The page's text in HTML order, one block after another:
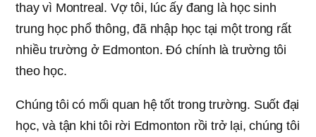
thay vì Montreal. Vợ tôi, lúc ấy đang là học sinh
trung học phổ thông, đã nhập học tại một trong rất
nhiều trường ở Edmonton. Đó chính là trường tôi
theo học.
Chúng tôi có mối quan hệ tốt trong trường. Suốt đại
học, và tận khi tôi rời Edmonton rồi trở lại, chúng tôi